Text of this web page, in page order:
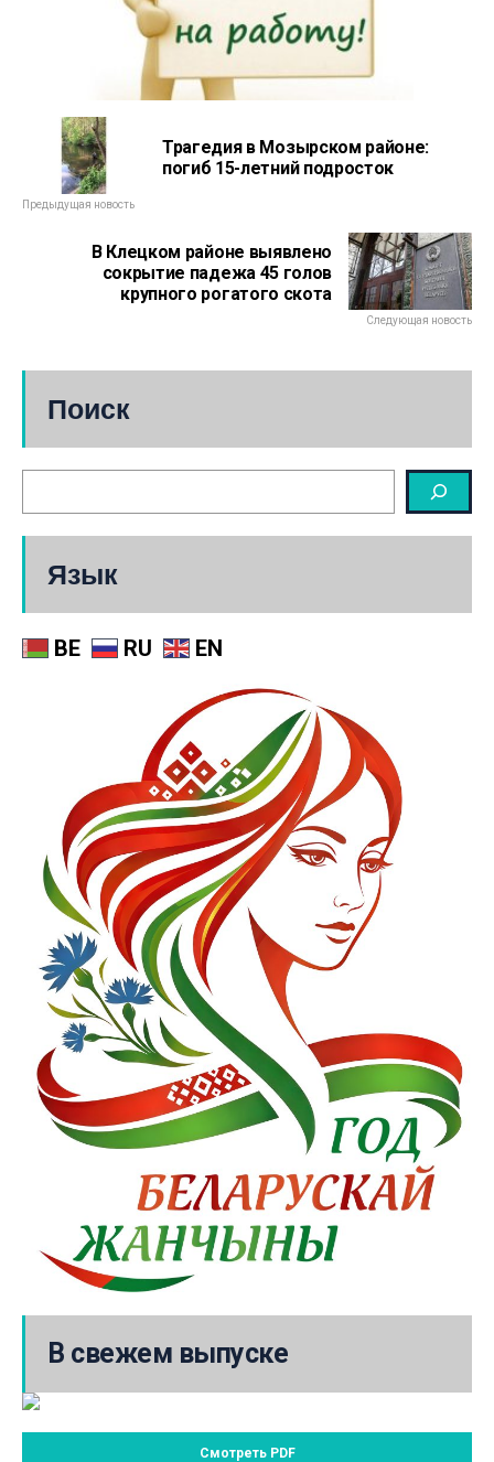
Трагедия в Мозырском районе:
погиб 15-летний подросток
Предыдущая новость
В Клецком районе выявлено
сокрытие падежа 45 голов
крупного рогатого скота
Следующая новость
Поиск
Язык
BE RU EN
В свежем выпуске
Смотреть PDF